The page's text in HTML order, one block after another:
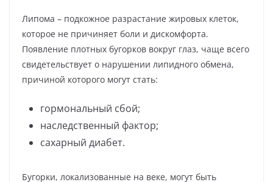
Липома – подкожное разрастание жировых клеток,
которое не причиняет боли и дискомфорта.
Появление плотных бугорков вокруг глаз, чаще всего
свидетельствует о нарушении липидного обмена,
причиной которого могут стать:
гормональный сбой;
наследственный фактор;
сахарный диабет.
Бугорки, локализованные на веке, могут быть